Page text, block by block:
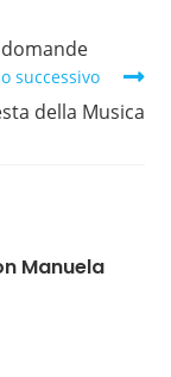
successivo
della Musica
Manuela